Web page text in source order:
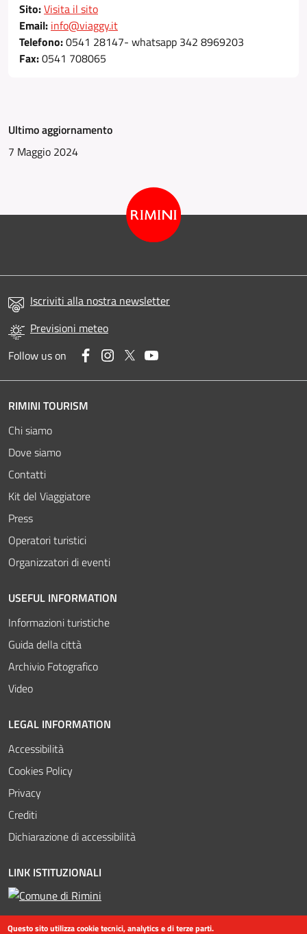
Sito:Visita il sito
Email: info@viaggy.it
Telefono:0541 28147- whatsapp 342 8969203
Fax:0541 708065
Ultimo aggiornamento
7 Maggio 2024
Iscriviti alla nostra newsletter
Previsioni meteo
Follow us on
FacebookInstagram
Twitter
RIMINI TOURISM
Chi siamo
Dove siamo
Contatti
Kit del Viaggiatore
Press
Operatori turistici
Organizzatori di eventi
USEFUL INFORMATION
Informazioni turistiche
Guida della città
Archivio Fotografico
Video
LEGAL INFORMATION
Accessibilità
Cookies Policy
Privacy
Crediti
Dichiarazione di accessibilità
LINK ISTITUZIONALI
Questo sito utilizza cookie tecnici, analytics e di terze parti.